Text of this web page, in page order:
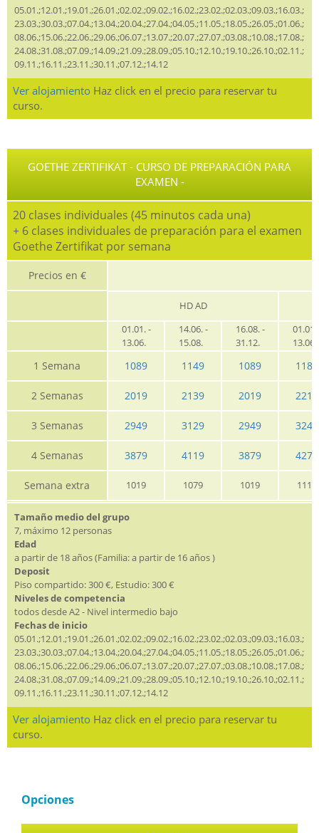
05.01.;12.01.;19.01.;26.01.;02.02.;09.02.;16.02.;23.02.;02.03.;09.03.;16.03.;
23.03.;30.03.;07.04.;13.04.;20.04.;27.04.;04.05.;11.05.;18.05.;26.05.;01.06.;
08.06.;15.06.;22.06.;29.06.;06.07.;13.07.;20.07.;27.07.;03.08.;10.08.;17.08.;
24.08.;31.08.;07.09.;14.09.;21.09.;28.09.;05.10.;12.10.;19.10.;26.10.;02.11.;
09.11.;16.11.;23.11.;30.11.;07.12.;14.12
Ver alojamiento Haz click en el precio para reservar tu
curso.
GOETHE ZERTIFIKAT - CURSO DE PREPARACIÓN PARA
EXAMEN -
20 clases individuales (45 minutos cada una)
+ 6 clases individuales de preparación para el examen
Goethe Zertifikat por semana
Precios en €
HD AD
01.01. -
13.06.
14.06. -
15.08.
16.08. -
31.12.
01.01.
1 Semana 1089 1149 1089 1189
2 Semanas 2019 2139 2019 2219
3 Semanas 2949 3129 2949 3249
4 Semanas 3879 4119 3879 4279
Semana extra 1019 1079 1019 1119
Tamaño medio del grupo
7, máximo 12 personas
Edad
a partir de 18 años (Familia: a partir de 16 años )
Deposit
Piso compartido: 300 €, Estudio: 300 €
Niveles de competencia
todos desde A2 - Nivel intermedio bajo
Fechas de inicio
05.01.;12.01.;19.01.;26.01.;02.02.;09.02.;16.02.;23.02.;02.03.;09.03.;16.03.;
23.03.;30.03.;07.04.;13.04.;20.04.;27.04.;04.05.;11.05.;18.05.;26.05.;01.06.;
08.06.;15.06.;22.06.;29.06.;06.07.;13.07.;20.07.;27.07.;03.08.;10.08.;17.08.;
24.08.;31.08.;07.09.;14.09.;21.09.;28.09.;05.10.;12.10.;19.10.;26.10.;02.11.;
09.11.;16.11.;23.11.;30.11.;07.12.;14.12
Ver alojamiento Haz click en el precio para reservar tu
curso.
Opciones